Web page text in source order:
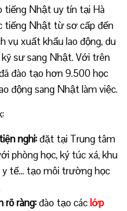
tiếng Nhật uy tín tại Hà
tiếng Nhật từ sơ cấp đến
vụ xuất khẩu lao động, du
sư sang Nhật. Với trên
đào tạo hơn 9.500 học
động sang Nhật làm việc.
nghi:đặt tại Trung tâm
phòng học, ký túc xá, khu
y tế… tạo môi trường học
rõ ràng:đào tạo cáclớp